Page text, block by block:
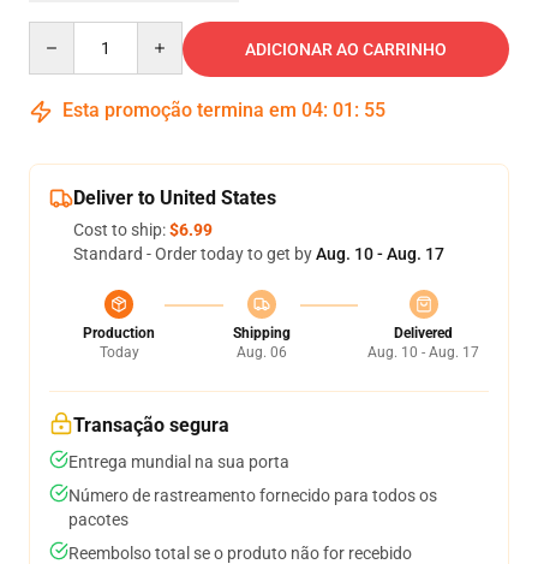
ADICIONAR AO CARRINHO
Esta promoção termina em 04: 01 : 54
Deliver to United States
Cost to ship:$6.99
Standard - Order today to get byAug. 10 - Aug. 17
Production
Today
Shipping
Aug. 06
Delivered
Aug. 10 - Aug. 17
Transação segura
Entrega mundial na sua porta
Número de rastreamento fornecido para todos os
pacotes
Reembolso total se o produto não for recebido